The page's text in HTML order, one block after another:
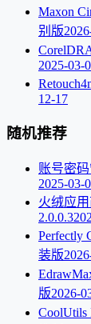
Maxon
别版
2025-03-
12-17
随机推荐
账号密
2025-03-
火绒应
2.0.0.3
Perfectly
装版
版2026-
CoolUtils